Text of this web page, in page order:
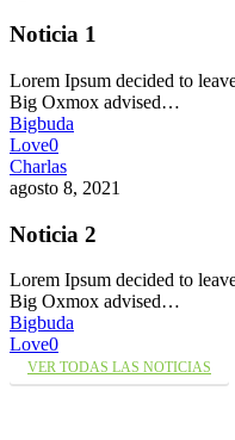
Noticia 1
Lorem Ipsum decided to
Big Oxmox advised…
Bigbuda
Love0
Charlas
agosto 8, 2021
Noticia 2
Lorem Ipsum decided to
Big Oxmox advised…
Bigbuda
Love0
VER TODAS LAS NOTICIAS